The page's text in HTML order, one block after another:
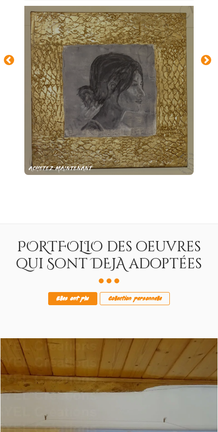
ACHETEZ MAINTENANT
PORTFOLIO des oeuvres
qui Sont DEJA adoptées
Elles ont plu Collection personnelle